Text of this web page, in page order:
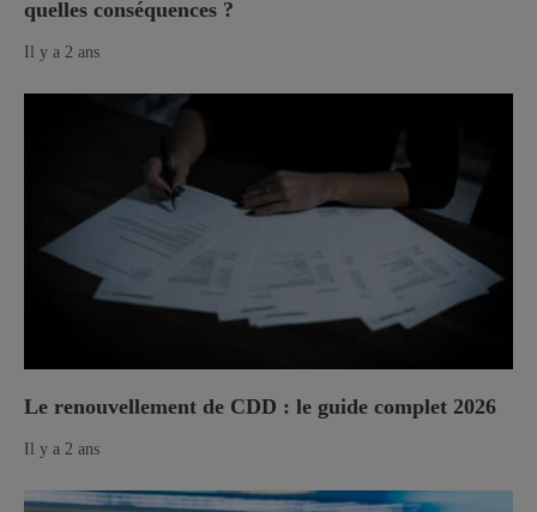
quelles conséquences ?
Il y a 2 ans
Le renouvellement de CDD : le guide complet 2026
Il y a 2 ans